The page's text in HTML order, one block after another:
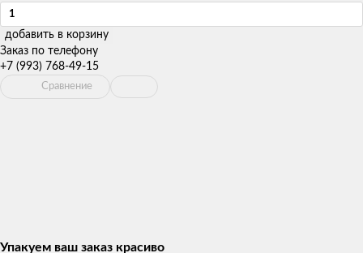
добавить в корзину
Заказ по телефону
+7 (993) 768-49-15
Сравнение
Упакуем ваш заказ красиво